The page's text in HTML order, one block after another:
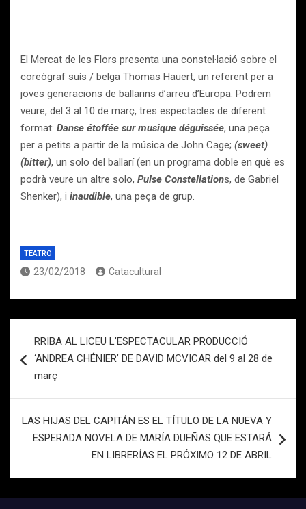
El Mercat de les Flors presenta una constel·lació sobre el
coreògraf suís / belga Thomas Hauert, un referent per a
joves generacions de ballarins d’arreu d’Europa. Podrem
veure, del 3 al 10 de març, tres espectacles de diferent
format: Danse étoffée sur musique déguissée, una peça
per a petits a partir de la música de John Cage; (sweet)
(bitter), un solo del ballarí (en un programa doble en què es
podrà veure un altre solo, Pulse Constellations, de Gabriel
Shenker), i inaudible, una peça de grup.
TEATRO
23/02/2018 Catacultural
de
entradas
RRIBA AL LICEU L’ESPECTACULAR PRODUCCIÓ
‘ANDREA CHÉNIER’ DE DAVID MCVICAR del 9 al 28 de
març
LAS HIJAS DEL CAPITÁN ES EL TÍTULO DE LA NUEVA Y
ESPERADA NOVELA DE MARÍA DUEÑAS QUE ESTARÁ
EN LIBRERÍAS EL PRÓXIMO 12 DE ABRIL